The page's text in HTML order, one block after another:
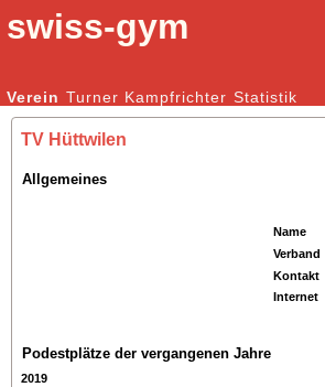
swiss-gym
Kunstturnen Männer | Kunstturnen Frauen
Verein Turner Kampfrichter Statistik
TV Hüttwilen
Allgemeines
Name
Verband
Kontakt
Internet
Podestplätze der vergangenen Jahre
2019